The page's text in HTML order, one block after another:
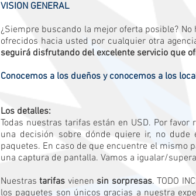
VISION GENERAL
¿Siempre buscando la mejor oferta posible?
ofrecidos hacia usted por cualquier otra
seguirá disfrutando del excelente servicio que
Conocemos a los dueños y conocemos a los
Los detalles:
Todas nuestras tarifas están en USD. Por
una decisión sobre dónde quiere ir, no
paquetes. En caso de que encuentre el mismo
una captura de pantalla. Vamos a igualar/
Nuestrastarifas vienen sin sorpresas. TODO
los paquetes son únicos gracias a nuestra